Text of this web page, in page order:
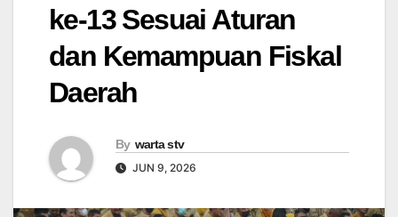
ke-13 Sesuai Aturan
dan Kemampuan Fiskal
Daerah
By warta stv
JUN 9, 2026